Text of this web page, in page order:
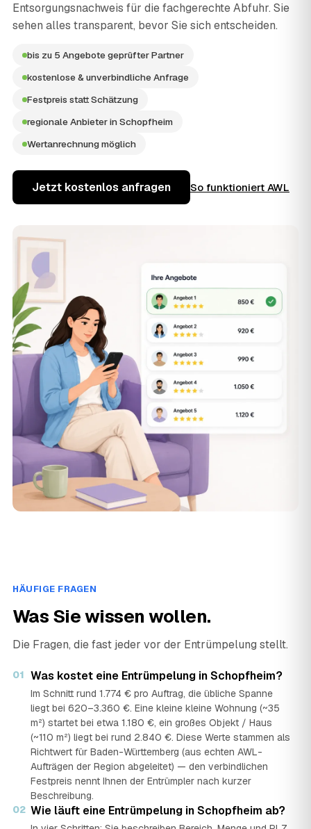
Entsorgungsnachweis für die fachgerechte Abfuhr. Sie
sehen alles transparent, bevor Sie sich entscheiden.
bis zu 5 Angebote geprüfter Partner
kostenlose & unverbindliche Anfrage
Festpreis statt Schätzung
regionale Anbieter in Schopfheim
Wertanrechnung möglich
Jetzt kostenlos anfragen So funktioniert AWL
HÄUFIGE FRAGEN
Was Sie wissen wollen.
Die Fragen, die fast jeder vor der Entrümpelung stellt.
01 Was kostet eine Entrümpelung in Schopfheim?
Im Schnitt rund 1.774 € pro Auftrag, die übliche Spanne
liegt bei 620–3.360 €. Eine kleine kleine Wohnung (~35
m²) startet bei etwa 1.180 €, ein großes Objekt / Haus
(~110 m²) liegt bei rund 2.840 €. Diese Werte stammen als
Richtwert für Baden-Württemberg (aus echten AWL-
Aufträgen der Region abgeleitet) — den verbindlichen
Festpreis nennt Ihnen der Entrümpler nach kurzer
Beschreibung.
02 Wie läuft eine Entrümpelung in Schopfheim ab?